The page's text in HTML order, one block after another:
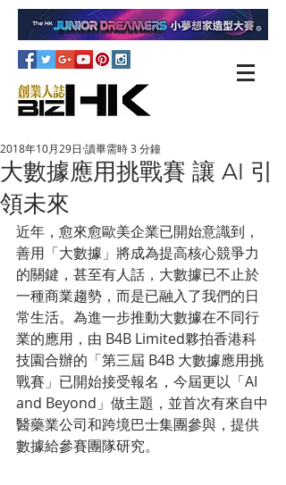
大數據應用挑戰賽 讓 AI 引
領未來
2018年10月29日 讀畢需時 3 分鐘
近年，愈來愈歐美企業已開始意識到，
善用「大數據」將成為提高核心競爭力
的關鍵，甚至有人話，大數據已不止於
一種商業趨勢，而是已融入了我們的日
常生活。為進一步推動大數據在不同行
業的應用，由 B4B Limited夥拍香港科
技園合辦的「第三屆 B4B 大數據應用挑
戰賽」已開始接受報名，今屆更以「AI
and Beyond」做主題，並首次有來自中
醫藥業公司和跨境巴士集團參與，提供
數據給參賽團隊研究。